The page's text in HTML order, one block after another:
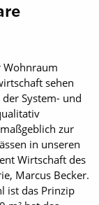
Wohnraum
sehen
System- und
zur
in unseren
Wirtschaft des
Marcus Becker.
ist das Prinzip